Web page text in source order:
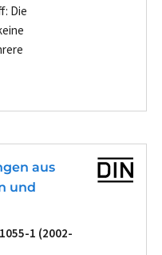
Die
aus
und
1 (2002-